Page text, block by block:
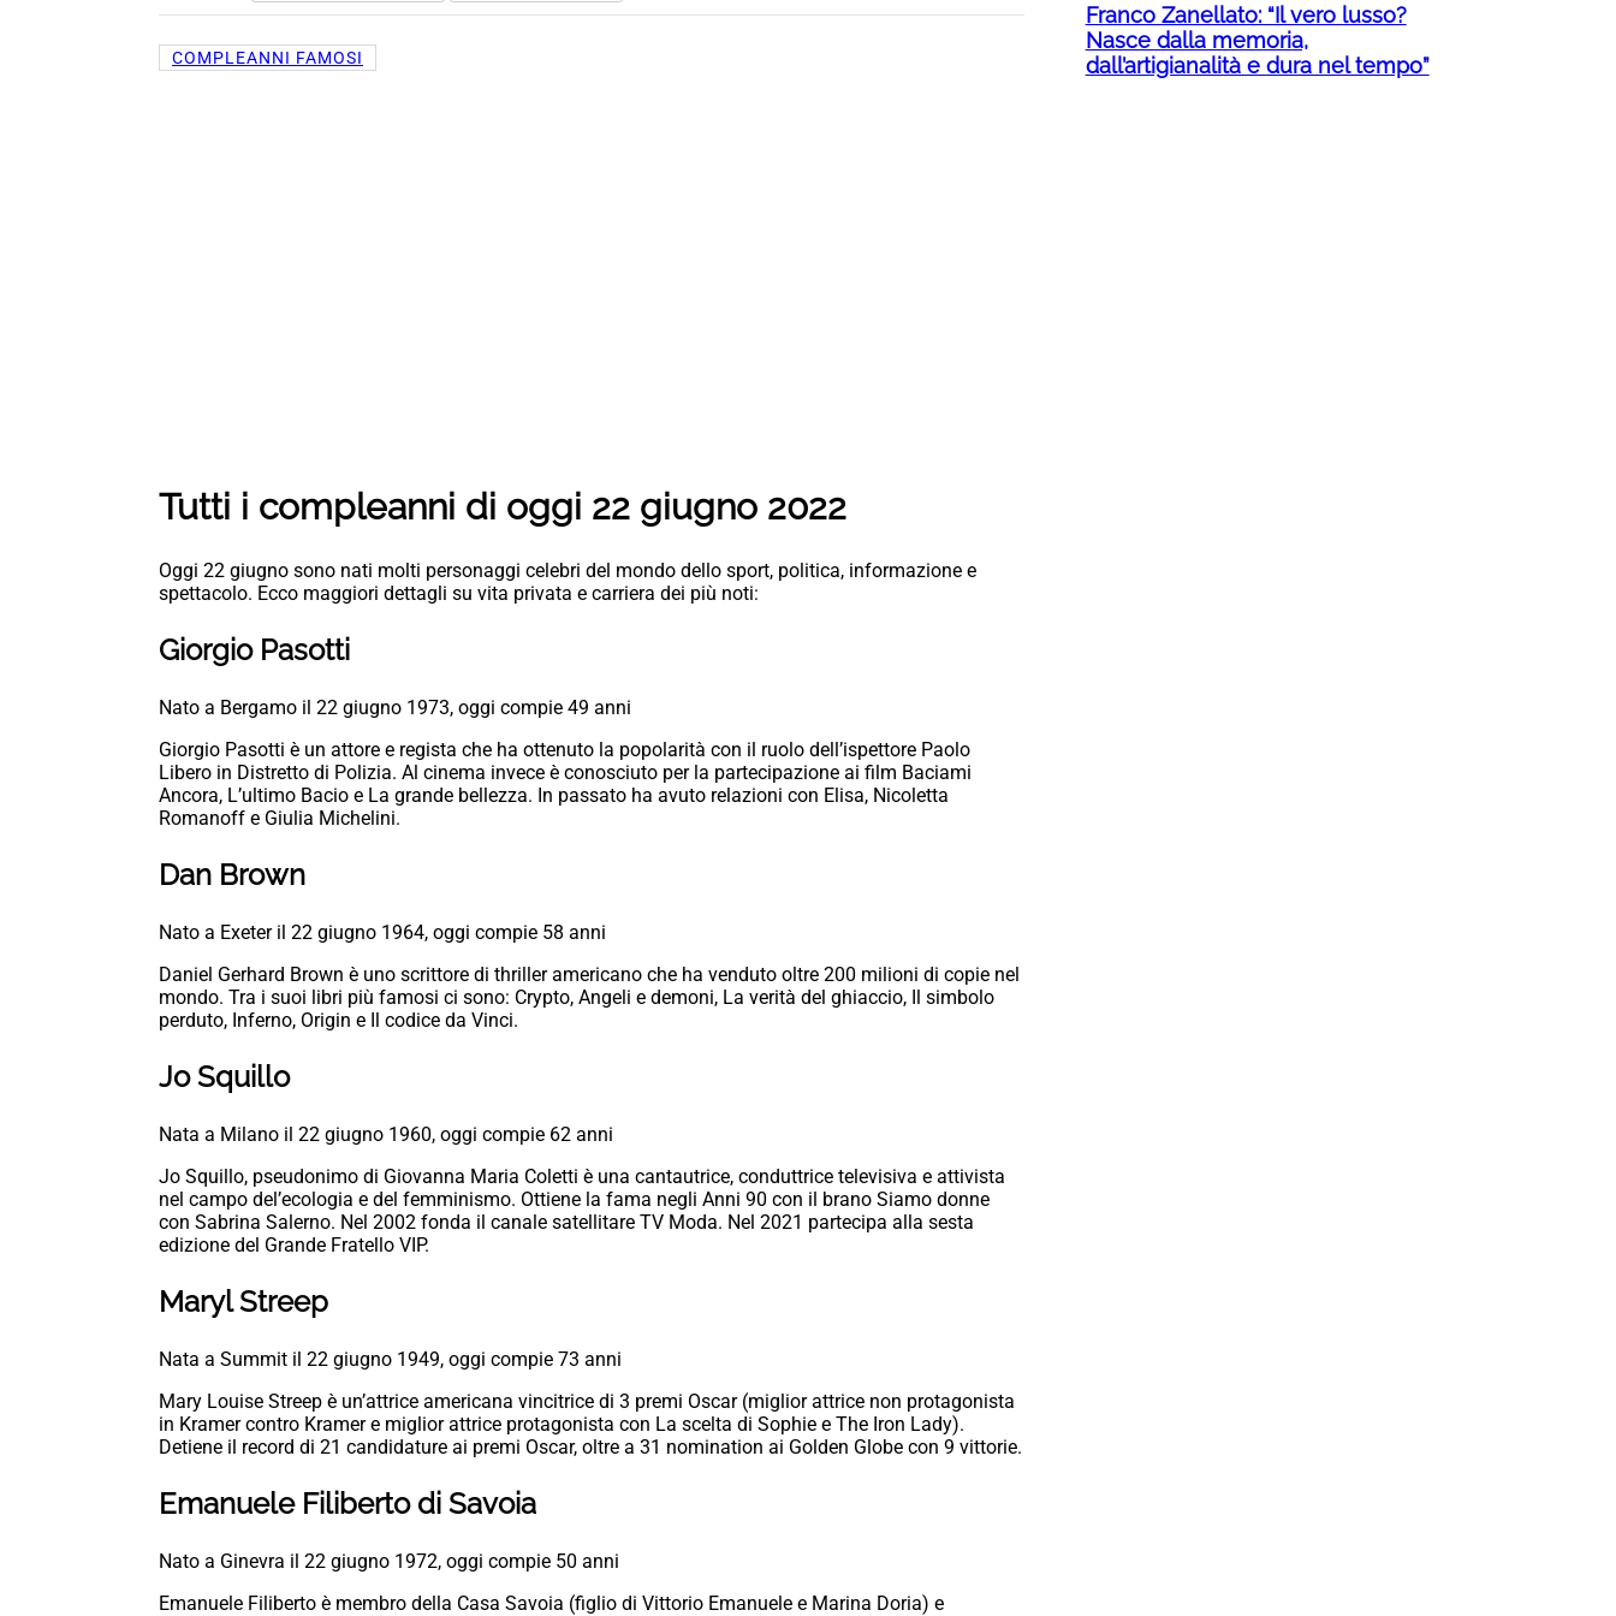
COMPLEANNI FAMOSI
Tutti i compleanni di oggi 22 giugno 2022
Oggi 22 giugno sono nati molti personaggi celebri del mondo dello sport, politica, informazione e
spettacolo. Ecco maggiori dettagli su vita privata e carriera dei più noti:
Giorgio Pasotti
Nato a Bergamo il 22 giugno 1973, oggi compie 49 anni
Giorgio Pasotti è un attore e regista che ha ottenuto la popolarità con il ruolo dell’ispettore Paolo
Libero in Distretto di Polizia. Al cinema invece è conosciuto per la partecipazione ai film Baciami
Ancora, L’ultimo Bacio e La grande bellezza. In passato ha avuto relazioni con Elisa, Nicoletta
Romanoff e Giulia Michelini.
Dan Brown
Nato a Exeter il 22 giugno 1964, oggi compie 58 anni
Daniel Gerhard Brown è uno scrittore di thriller americano che ha venduto oltre 200 milioni di copie nel
mondo. Tra i suoi libri più famosi ci sono: Crypto, Angeli e demoni, La verità del ghiaccio, Il simbolo
perduto, Inferno, Origin e Il codice da Vinci.
Jo Squillo
Nata a Milano il 22 giugno 1960, oggi compie 62 anni
Jo Squillo, pseudonimo di Giovanna Maria Coletti è una cantautrice, conduttrice televisiva e attivista
nel campo del’ecologia e del femminismo. Ottiene la fama negli Anni 90 con il brano Siamo donne
con Sabrina Salerno. Nel 2002 fonda il canale satellitare TV Moda. Nel 2021 partecipa alla sesta
edizione del Grande Fratello VIP.
Maryl Streep
Nata a Summit il 22 giugno 1949, oggi compie 73 anni
Mary Louise Streep è un’attrice americana vincitrice di 3 premi Oscar (miglior attrice non protagonista
in Kramer contro Kramer e miglior attrice protagonista con La scelta di Sophie e The Iron Lady).
Detiene il record di 21 candidature ai premi Oscar, oltre a 31 nomination ai Golden Globe con 9 vittorie.
Emanuele Filiberto di Savoia
Nato a Ginevra il 22 giugno 1972, oggi compie 50 anni
Emanuele Filiberto è membro della Casa Savoia (figlio di Vittorio Emanuele e Marina Doria) e
Franco Zanellato: “Il vero lusso?
Nasce dalla memoria,
dall’artigianalità e dura nel tempo”